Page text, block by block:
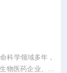
科学领域多年，
物医药企业、科